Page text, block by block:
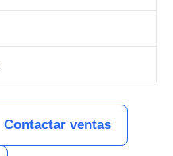
Contactar ventas